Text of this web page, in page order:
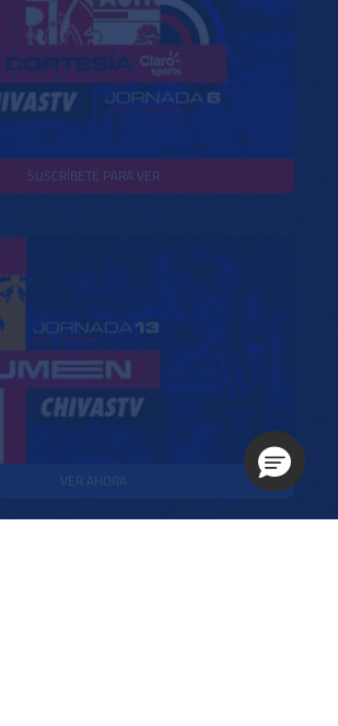
SUSCRÍBETE PARA VER
VER AHORA